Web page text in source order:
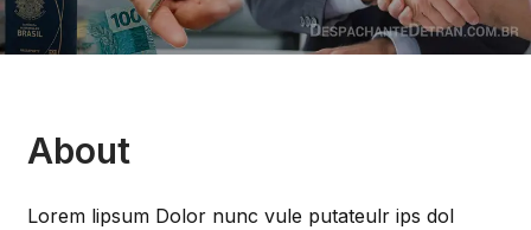
About
Lorem lipsum Dolor nunc vule putateulr ips dol